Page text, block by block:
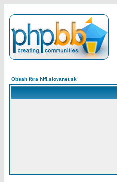
Obsah fóra hifi.slovanet.sk